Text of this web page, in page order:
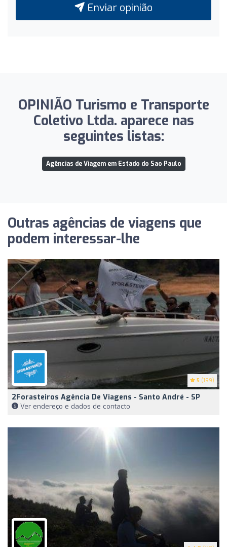
Enviar opinião
OPINIÃO Turismo e Transporte
Coletivo Ltda. aparece nas
seguintes listas:
Agências de Viagem em Estado do Sao Paulo
Outras agências de viagens que
podem interessar-lhe
5 (199)
2Forasteiros Agência De Viagens - Santo André - SP
Ver endereço e dados de contacto